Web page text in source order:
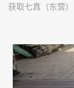
获取七真（东营